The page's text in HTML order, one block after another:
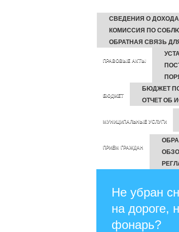
СВЕДЕНИЯ О
КОМИССИЯ ПО
ОБРАТНАЯ СВЯЗЬ
ПРАВОВЫЕ АКТЫ
БЮДЖЕТ
БЮДЖЕТ
ОТЧЕТ ОБ
МУНИЦИПАЛЬНЫЕ УСЛУГИ
ПРИЕМ ГРАЖДАН
Не убран
на дороге,
фонарь?